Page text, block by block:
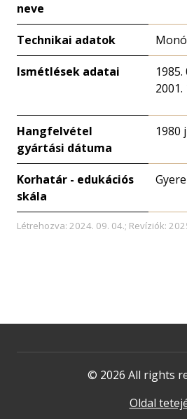
neve
Technikai adatok Monó
Ismétlések adatai
1985.
2001.
Hangfelvétel
gyártási dátuma
1980
Korhatár - edukációs
skála
Létrehozva: 2024. 09. 04.; Revíziók:
© 2026 All rights
Oldal